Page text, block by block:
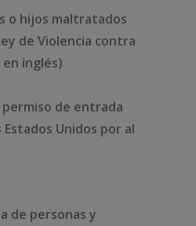
o hijos maltratados
de Violencia contra
en inglés)
de entrada
Unidos por al
de personas y